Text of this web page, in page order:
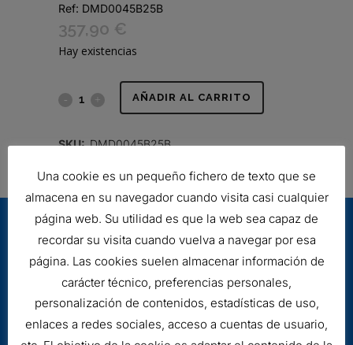
Ref: DMD0045B25B
357,90 €
Hay existencias
FILTRO AÑADIR AL CARRITO
SKU:DMD0045B25B
Una cookie es un pequeño fichero de texto que se
almacena en su navegador cuando visita casi cualquier
página web. Su utilidad es que la web sea capaz de
recordar su visita cuando vuelva a navegar por esa
página. Las cookies suelen almacenar información de
carácter técnico, preferencias personales,
personalización de contenidos, estadísticas de uso,
enlaces a redes sociales, acceso a cuentas de usuario,